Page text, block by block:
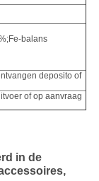
balans
deposito of
of op aanvraag
in de